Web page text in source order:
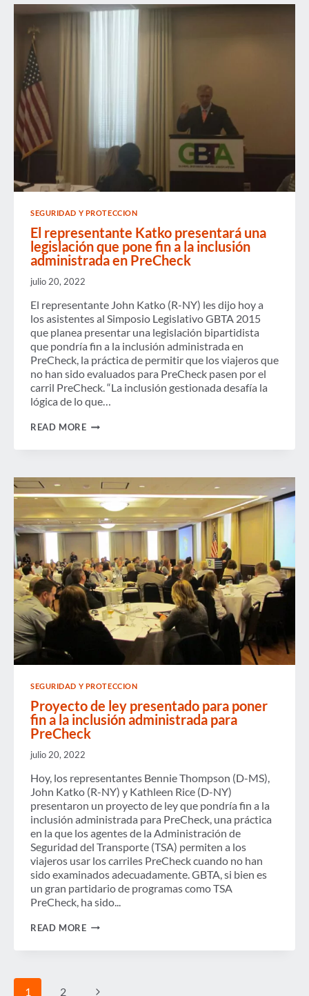
SEGURIDAD Y PROTECCION
El representante Katko presentará una
legislación que pone fin a la inclusión
administrada en PreCheck
julio 20, 2022
El representante John Katko (R-NY) les dijo hoy a
los asistentes al Simposio Legislativo GBTA 2015
que planea presentar una legislación bipartidista
que pondría fin a la inclusión administrada en
PreCheck, la práctica de permitir que los viajeros que
no han sido evaluados para PreCheck pasen por el
carril PreCheck. “La inclusión gestionada desafía la
lógica de lo que…
READ MOREEL
LEGISLACIÓN
QUE
PONE
FIN
A
LA
ADMINISTRADA
EN
PRECHECK
SEGURIDAD Y PROTECCION
Proyecto de ley presentado para poner
fin a la inclusión administrada para
PreCheck
julio 20, 2022
Hoy, los representantes Bennie Thompson (D-MS),
John Katko (R-NY) y Kathleen Rice (D-NY)
presentaron un proyecto de ley que pondría fin a la
inclusión administrada para PreCheck, una práctica
en la que los agentes de la Administración de
Seguridad del Transporte (TSA) permiten a los
viajeros usar los carriles PreCheck cuando no han
sido examinados adecuadamente. GBTA, si bien es
un gran partidario de programas como TSA
PreCheck, ha sido...
READ MOREPROYECTO
FIN
Page
1 2
Next